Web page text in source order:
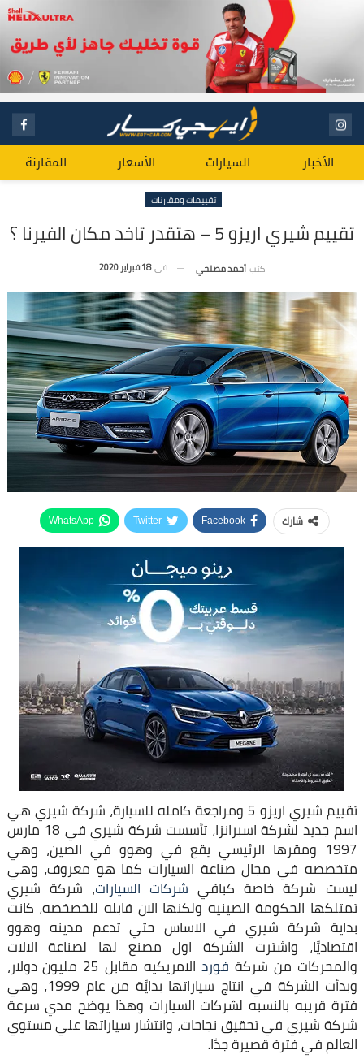
الأخبار السيارات الأسعار المقارنة
تقييمات ومقارنات
تقييم شيري اريزو 5 – هتقدر تاخد مكان الفيرنا ؟
كتب أحمد مصلحي في 18 فبراير 2020
شارك Facebook
Twitter
WhatsApp
تقييم شيري اريزو 5 ومراجعة كامله للسيارة، شركة شيري هي
اسم جديد لشركة اسبرانزا، تأسست شركة شيري في 18 مارس
1997 ومقرها الرئيسي يقع في وهوو في الصين، وهي
متخصصه في مجال صناعة السيارات كما هو معروف، وهي
ليست شركة خاصة كباقي شركات السيارات، شركة شيري
تمتلكها الحكومة الصينيه ولكنها الان قابله للخصخصه، كانت
بداية شركة شيري في الاساس حتي تدعم مدينه وهوو
اقتصاديًا، واشترت الشركة اول مصنع لها لصناعة الالات
والمحركات من شركة فورد الامريكيه مقابل 25 مليون دولار،
وبدأت الشركة في انتاج سياراتها بدايًة من عام 1999، وهي
فترة قريبه بالنسبه لشركات السيارات وهذا يوضح مدي سرعة
شركة شيري في تحقيق نجاحات، وانتشار سياراتها علي مستوي
العالم في فترة قصيرة جدًا.